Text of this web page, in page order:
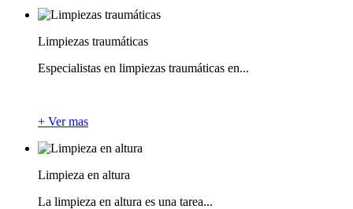
Limpiezas traumáticas
Especialistas en limpiezas traumáticas en...
+ Ver mas
Limpieza en altura
La limpieza en altura es una tarea...